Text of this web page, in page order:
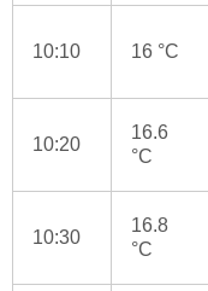
10:10 16 °C
10:20
16.6
°C
10:30
16.8
°C